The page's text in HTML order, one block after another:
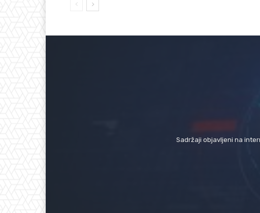
Sadržaji objavljeni na